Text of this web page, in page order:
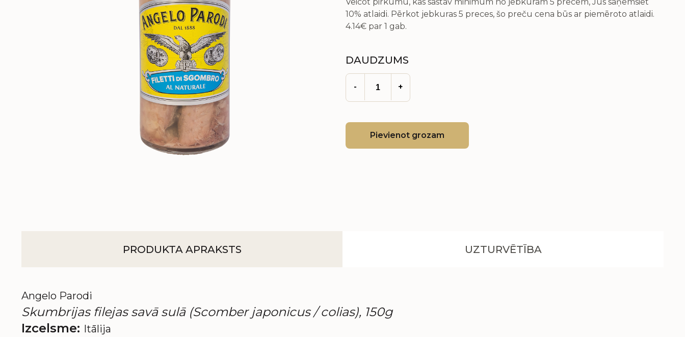
10% atlaidi. Pērkot jebkuras 5 preces, šo preču cena būs ar piemēroto atlaidi.
4.14€ par 1 gab.
DAUDZUMS
- +
Pievienot grozam
PRODUKTA APRAKSTS UZTURVĒTĪBA
Angelo Parodi
Skumbrijas filejas savā sulā (Scomber japonicus / colias), 150g
Izcelsme: Itālija